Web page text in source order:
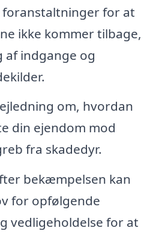
for at
ikke kommer tilbage,
indgange og
om, hvordan
din ejendom mod
fra skadedyr.
bekæmpelsen kan
for opfølgende
vedligeholdelse for at